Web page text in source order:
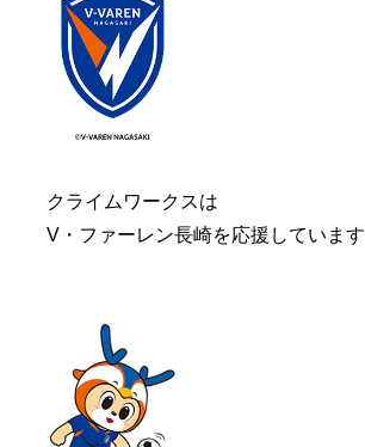
クライムワークスは
V・ファーレン長崎を応援しています